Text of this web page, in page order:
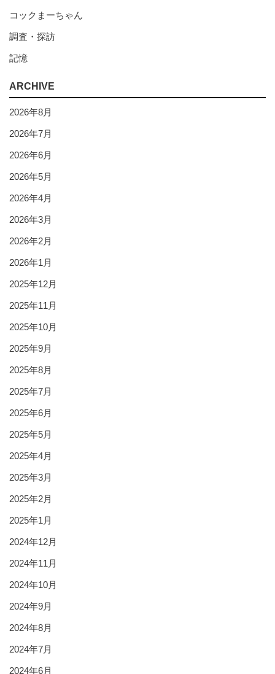
コックまーちゃん
調査・探訪
記憶
ARCHIVE
2026年8月
2026年7月
2026年6月
2026年5月
2026年4月
2026年3月
2026年2月
2026年1月
2025年12月
2025年11月
2025年10月
2025年9月
2025年8月
2025年7月
2025年6月
2025年5月
2025年4月
2025年3月
2025年2月
2025年1月
2024年12月
2024年11月
2024年10月
2024年9月
2024年8月
2024年7月
2024年6月